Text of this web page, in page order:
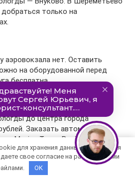
только на
аэровокзала нет. Оставить
на оборудованной перед
бесплатна.
до центра города
Заказать автомобиль
Maxim, Такси Везёт, Яндекс.
для хранения данных. Продолжая
свое согласие на работу с этими
OK